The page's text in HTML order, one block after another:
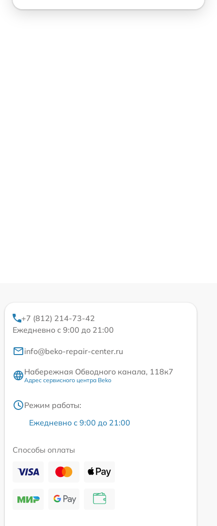
+7 (812) 214-73-42
Ежедневно с 9:00 до 21:00
info@beko-repair-center.ru
Набережная Обводного канала, 118к7
Адрес сервисного центра Beko
Режим работы:
Ежедневно с 9:00 до 21:00
Способы оплаты